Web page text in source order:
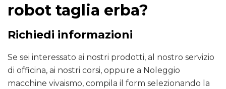
robot taglia erba?
Richiedi informazioni
Se sei interessato ai nostri prodotti, al nostro servizio
di officina, ai nostri corsi, oppure a Noleggio
macchine vivaismo, compila il form selezionando la